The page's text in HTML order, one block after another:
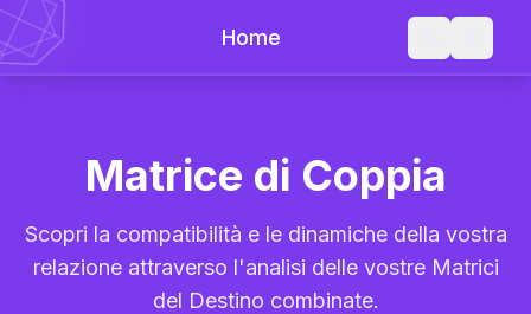
Home
Matrice di Coppia
Scopri la compatibilità e le dinamiche della vostra
relazione attraverso l'analisi delle vostre Matrici
del Destino combinate.